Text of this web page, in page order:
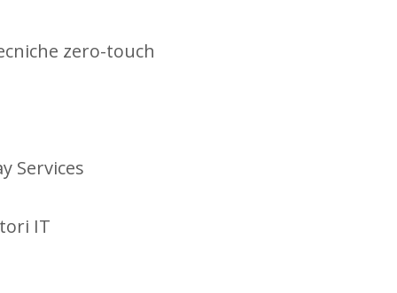
zero-touch
Services
IT